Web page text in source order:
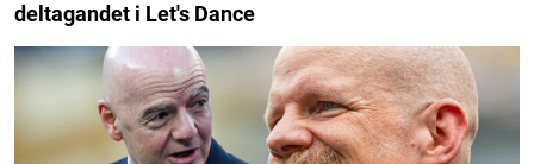
deltagandet i Let's Dance